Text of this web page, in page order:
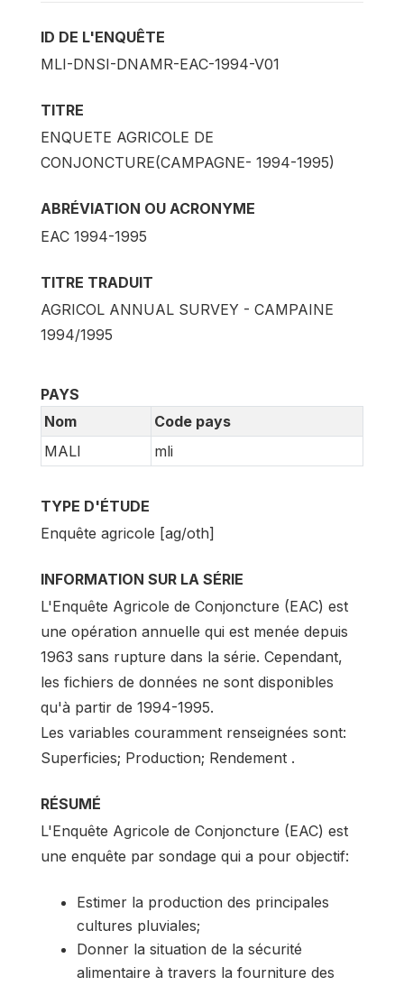
ID DE L'ENQUÊTE
MLI-DNSI-DNAMR-EAC-1994-V01
TITRE
ENQUETE AGRICOLE DE
CONJONCTURE(CAMPAGNE- 1994-1995)
ABRÉVIATION OU ACRONYME
EAC 1994-1995
TITRE TRADUIT
AGRICOL ANNUAL SURVEY - CAMPAINE
1994/1995
PAYS
Nom
Code pays
MALI
mli
TYPE D'ÉTUDE
Enquête agricole [ag/oth]
INFORMATION SUR LA SÉRIE
L'Enquête Agricole de Conjoncture (EAC) est
une opération annuelle qui est menée depuis
1963 sans rupture dans la série. Cependant,
les fichiers de données ne sont disponibles
qu'à partir de 1994-1995.
Les variables couramment renseignées sont:
Superficies; Production; Rendement .
RÉSUMÉ
L'Enquête Agricole de Conjoncture (EAC) est
une enquête par sondage qui a pour objectif:
Estimer la production des principales
cultures pluviales;
Donner la situation de la sécurité
alimentaire à travers la fourniture des